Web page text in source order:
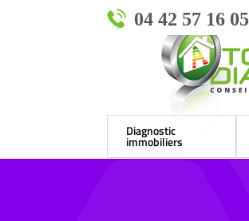
04 42 57 16 05
Diagnostic
immobiliers